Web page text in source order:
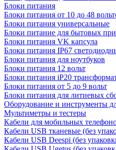
Блоки питания
Блоки питания от 10 до 48
Блоки питания универсальные
Блоки питание для бытовых
Блоки питания VK капсула
Блоки питания IP67
Блоки питания для ноутбуков
Блоки питания 12 вольт
Блоки питания iP20
Блоки питания от 5 до 9 вольт
Блоки питания для литиевых
Оборудование и инструменты
Мультиметры и тестеры
Кабели для мобильных
Кабели USB тканевые (без
Кабели USB Deespi (без